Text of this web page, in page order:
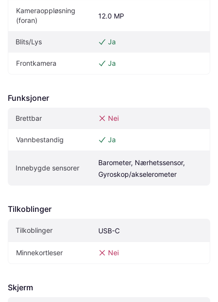
Kameraoppløsning
(foran)
12.0 MP
Blits/Lys Ja
Frontkamera Ja
Funksjoner
Brettbar Nei
Vannbestandig Ja
Innebygde sensorer
Barometer, Nærhetssensor,
Gyroskop/akselerometer
Tilkoblinger
Tilkoblinger USB-C
Minnekortleser Nei
Skjerm